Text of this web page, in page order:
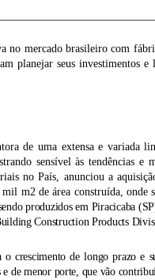
no mercado brasileiro com
planejar seus investimentos e
de uma extensa e variada
sensível às tendências e
no País, anunciou a
m2 de área construída, onde
produzidos em Piracicaba
Construction Products
crescimento de longo prazo e
de menor porte, que vão